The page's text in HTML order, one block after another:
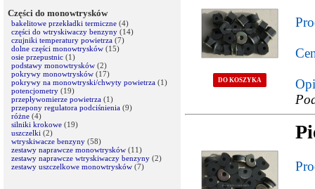
Części do monowtrysków
bakelitowe przekładki termiczne (4)
części do wtryskiwaczy benzyny (14)
czujniki temperatury powietrza (7)
dolne części monowtrysków (15)
osie przepustnic (1)
podstawy monowtrysków (2)
pokrywy monowtrysków (17)
pokrywy na monowtryski/chwyty powietrza (1)
potencjometry (19)
przepływomierze powietrza (1)
przepony regulatora podciśnienia (9)
różne (4)
silniki krokowe (19)
uszczelki (2)
wtryskiwacze benzyny (58)
zestawy naprawcze monowtrysków (11)
zestawy naprawcze wtryskiwaczy benzyny (2)
zestawy uszczelkowe monowtrysków (7)
DO KOSZYKA